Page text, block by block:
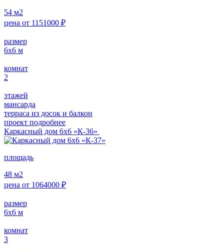
54 м2
цена от 1151000 ₽
размер
6х6 м
комнат
2
этажей
мансарда
терраса из досок и балкон
проект подробнее
Каркасный дом 6х6 «К-36»
площадь
48 м2
цена от 1064000 ₽
размер
6х6 м
комнат
3